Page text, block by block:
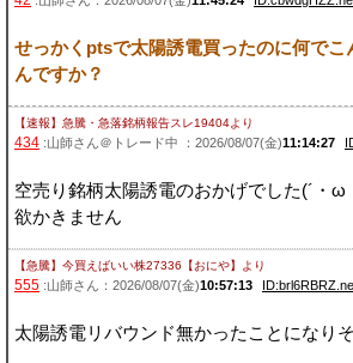
せっかくptsで太陽誘電買ったのに何でこ
んですか？
【速報】急騰・急落銘柄報告スレ19404より
434 :山師さん＠トレード中 ：2026/08/07(金)11:14:27
空売り銘柄太陽誘電のおかげでした(´・ω
欲かきません
【急騰】今買えばいい株27336【おにや】 より
555 :山師さん：2026/08/07(金)10:57:13
太陽誘電リバウンド無かったことになり